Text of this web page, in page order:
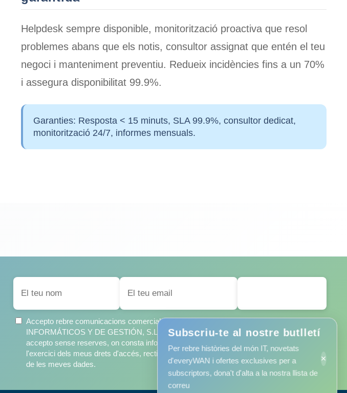
Helpdesk sempre disponible, monitorització proactiva que resol
problemes abans que els notis, consultor assignat que entén el teu
negoci i manteniment preventiu. Redueix incidències fins a un 70%
i assegura disponibilitat 99.9%.
Garanties: Resposta < 15 minuts, SLA 99.9%, consultor dedicat,
monitorització 24/7, informes mensuals.
Accepto rebre comunicacions comercials de MINORISA DE SISTEMAS
INFORMÁTICOS Y DE GESTIÓN, S.L., segons lapolítica de privacitat, que he llegit i
accepto sense reserves, on consta informació addicional sobre el seu tractament i sobre
l'exercici dels meus drets d'accés, rectificació, limitació, supressió, oposició, o portabilitat
de les meves dades.
Subscriu-te al nostre butlletí
Per rebre històries del món IT, novetats
d'everyWAN i ofertes exclusives per a
subscriptors, dona't d'alta a la nostra llista de
correu
×